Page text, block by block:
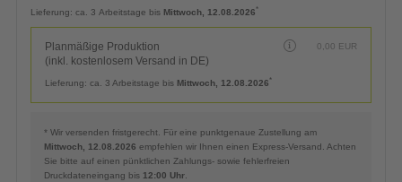
Lieferung: ca. 3 Arbeitstage bis Mittwoch, 12.08.2026*
Planmäßige Produktion
(inkl. kostenlosem Versand in DE)
0,00 EUR
Lieferung: ca. 3 Arbeitstage bis Mittwoch, 12.08.2026*
* Wir versenden fristgerecht. Für eine punktgenaue Zustellung am
Mittwoch, 12.08.2026 empfehlen wir Ihnen einen Express-Versand. Achten
Sie bitte auf einen pünktlichen Zahlungs- sowie fehlerfreien
Druckdateneingang bis 12:00 Uhr